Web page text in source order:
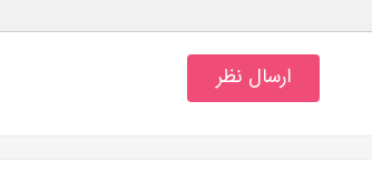
ارسال نظر